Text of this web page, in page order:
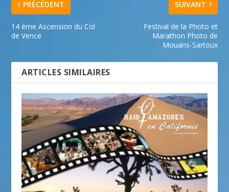
PRÉCÉDENT
14 ème Ascension du Col
de Vence
SUIVANT
Festival de la Photo et
Marathon Photo de
Mouans-Sartoux
ARTICLES SIMILAIRES